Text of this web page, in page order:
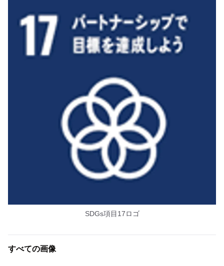
SDGs項目17ロゴ
すべての画像